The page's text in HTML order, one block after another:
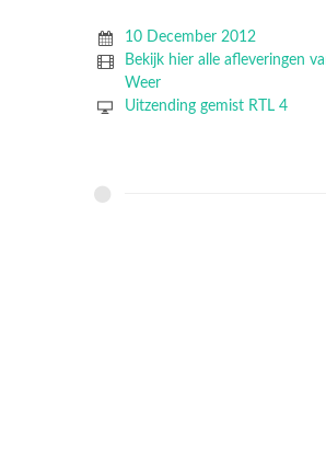
10 December 2012
Bekijk hier alle afleveringen
Weer
Uitzending gemist RTL 4